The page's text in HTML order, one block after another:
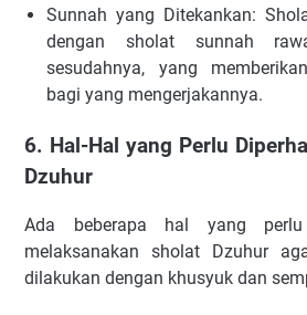
Sunnah yang Ditekankan:
dengan sholat sunnah
sesudahnya, yang
bagi yang mengerjakannya.
6. Hal-Hal yang Perlu
Dzuhur
Ada beberapa hal yang
melaksanakan sholat Dzuhur
dilakukan dengan khusyuk dan